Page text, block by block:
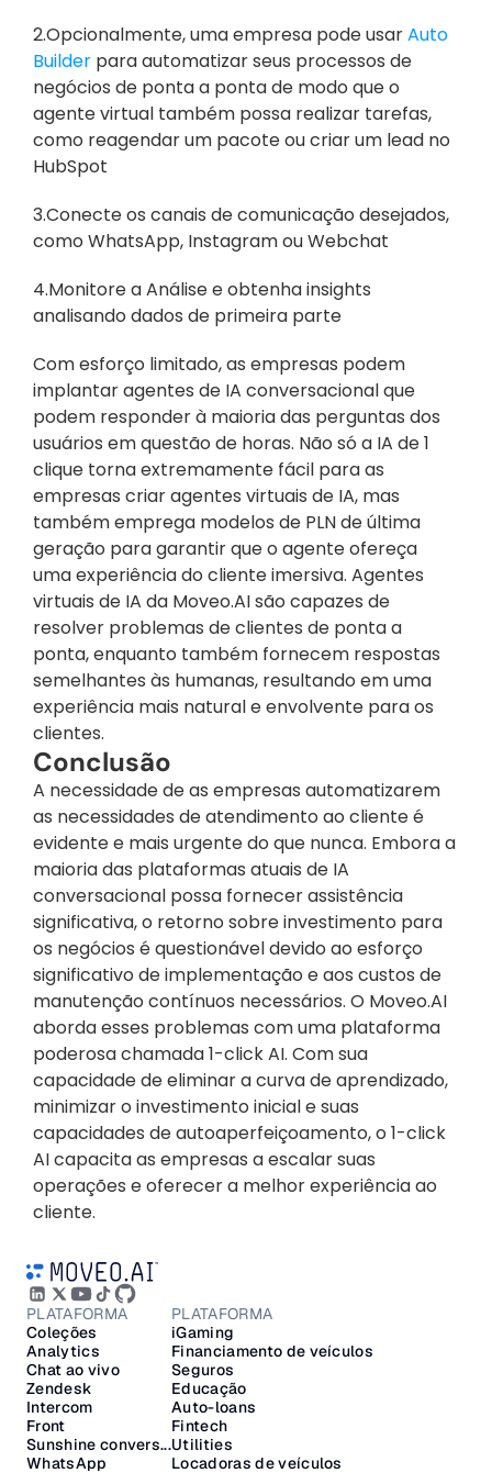
2.Opcionalmente, uma empresa pode usar Auto
Builder para automatizar seus processos de
negócios de ponta a ponta de modo que o
agente virtual também possa realizar tarefas,
como reagendar um pacote ou criar um lead no
HubSpot
3.Conecte os canais de comunicação desejados,
como WhatsApp, Instagram ou Webchat
4.Monitore a Análise e obtenha insights
analisando dados de primeira parte
Com esforço limitado, as empresas podem
implantar agentes de IA conversacional que
podem responder à maioria das perguntas dos
usuários em questão de horas. Não só a IA de 1
clique torna extremamente fácil para as
empresas criar agentes virtuais de IA, mas
também emprega modelos de PLN de última
geração para garantir que o agente ofereça
uma experiência do cliente imersiva. Agentes
virtuais de IA da Moveo.AI são capazes de
resolver problemas de clientes de ponta a
ponta, enquanto também fornecem respostas
semelhantes às humanas, resultando em uma
experiência mais natural e envolvente para os
clientes.
Conclusão
A necessidade de as empresas automatizarem
as necessidades de atendimento ao cliente é
evidente e mais urgente do que nunca. Embora a
maioria das plataformas atuais de IA
conversacional possa fornecer assistência
significativa, o retorno sobre investimento para
os negócios é questionável devido ao esforço
significativo de implementação e aos custos de
manutenção contínuos necessários. O Moveo.AI
aborda esses problemas com uma plataforma
poderosa chamada 1-click AI. Com sua
capacidade de eliminar a curva de aprendizado,
minimizar o investimento inicial e suas
capacidades de autoaperfeiçoamento, o 1-click
AI capacita as empresas a escalar suas
operações e oferecer a melhor experiência ao
cliente.
PLATAFORMA
Coleções
Analytics
Chat ao vivo
Zendesk
Intercom
Front
WhatsApp
Sunshine convers...
PLATAFORMA
Financiamento de veículos
Seguros
iGaming
Educação
Auto-loans
Fintech
Utilities
Locadoras de veículos